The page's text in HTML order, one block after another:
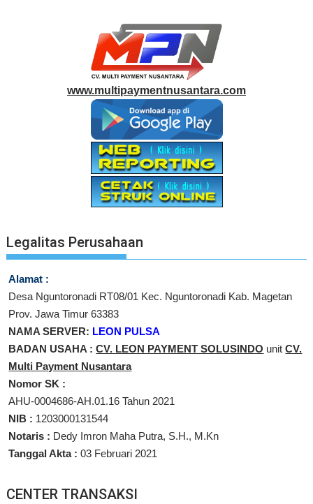
www.multipaymentnusantara.com
Legalitas Perusahaan
Alamat :
Desa Nguntoronadi RT08/01 Kec. Nguntoronadi Kab. Magetan
Prov. Jawa Timur 63383
NAMA SERVER: LEON PULSA
BADAN USAHA :CV. LEON PAYMENT SOLUSINDO unitCV.
Multi Payment Nusantara
Nomor SK :
AHU-0004686-AH.01.16 Tahun 2021
NIB : 1203000131544
Notaris : Dedy Imron Maha Putra, S.H., M.Kn
Tanggal Akta : 03 Februari 2021
CENTER TRANSAKSI